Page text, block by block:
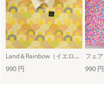
Land＆Rainbow（イエロー）
990 円 990 円